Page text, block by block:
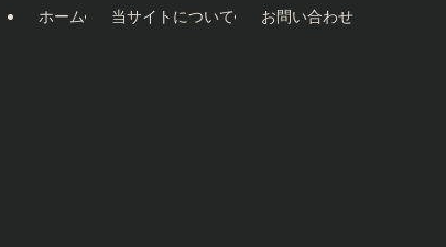
ホーム 当サイトについて お問い合わせ